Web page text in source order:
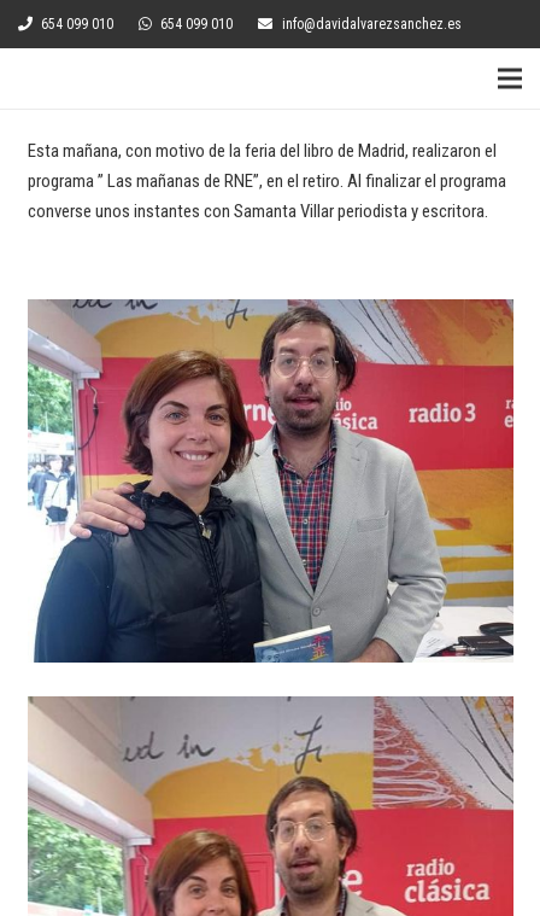
654 099 010 654 099 010 info@davidalvarezsanchez.es
Esta mañana, con motivo de la feria del libro de Madrid, realizaron el
programa ” Las mañanas de RNE”, en el retiro. Al finalizar el programa
converse unos instantes con Samanta Villar periodista y escritora.